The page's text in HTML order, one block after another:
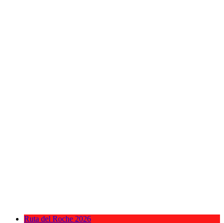
Ruta del Roche 2026